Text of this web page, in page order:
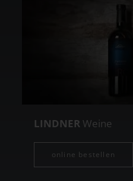
LINDNERWeine
online bestellen